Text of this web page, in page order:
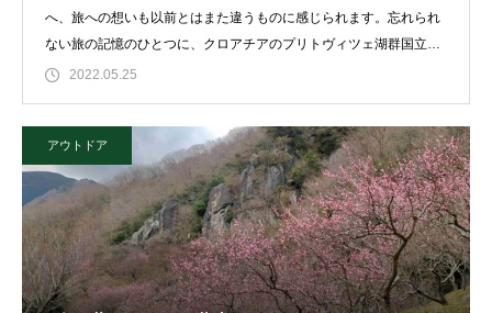
へ、旅への想いも以前とはまた違うものに感じられます。忘れられ
ない旅の記憶のひとつに、クロアチアのプリトヴィツェ湖群国立公
園があります
2022.05.25
アウトドア